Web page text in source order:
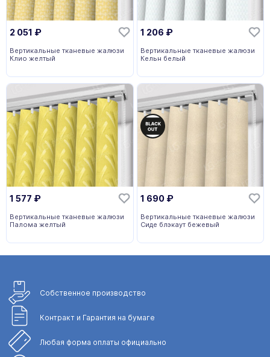
2 051 ₽
Вертикальные тканевые жалюзи
Клио желтый
1 206 ₽
Вертикальные тканевые жалюзи
Кельн белый
1 577 ₽
Вертикальные тканевые жалюзи
Палома желтый
1 690 ₽
Вертикальные тканевые жалюзи
Сиде блэкаут бежевый
Собственное производство
Контракт и Гарантия на бумаге
Любая форма оплаты официально